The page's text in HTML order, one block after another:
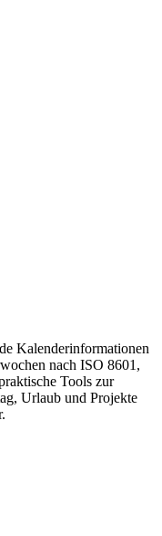
Kalenderinformationen
nach ISO 8601,
Tools zur
Urlaub und Projekte